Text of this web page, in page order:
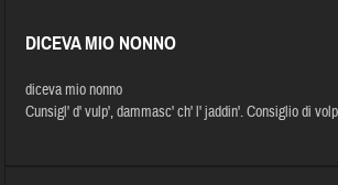
DICEVA MIO NONNO
diceva mio nonno
Cunsigl' d' vulp', dammasc' ch' l' jaddin'. Consiglio di